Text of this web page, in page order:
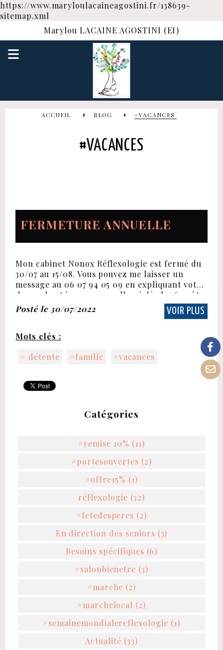
https://www.maryloulacaineagostini.fr/138639-
sitemap.xml
Marylou LACAINE AGOSTINI (EI)
ACCUEIL BLOG #VACANCES
#VACANCES
FERMETURE ANNUELLE
Mon cabinet Nonox Réflexologie est fermé du
30/07 au 15/08. Vous pouvez me laisser un
message au 06 07 94 05 09 en expliquant votre
demande et je vous rappellerai dès le 16 août.
En attendant profitez bien des semaines à...
Posté le 30/07/2022 VOIR PLUS
Mots clés :
# détente
#famille #vacances
Catégories
#remise 10% (11)
#portesouvertes (2)
#offre15% (1)
réflexologie (32)
#fetedesperes (2)
En direction des seniors (3)
Besoins spécifiques (6)
#salonbienetre (3)
#marche (2)
#marchelocal (2)
#semainemondialereflexologie (1)
Actualité (33)